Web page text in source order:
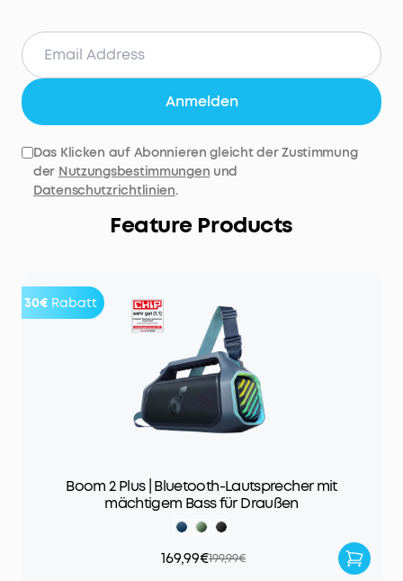
Anmelden
Das Klicken auf Abonnieren gleicht der Zustimmung
der Nutzungsbestimmungen und
Datenschutzrichtlinien.
Feature Products
30€ Rabatt
Boom 2 Plus | Bluetooth-Lautsprecher mit
mächtigem Bass für Draußen
169,99€199,99€